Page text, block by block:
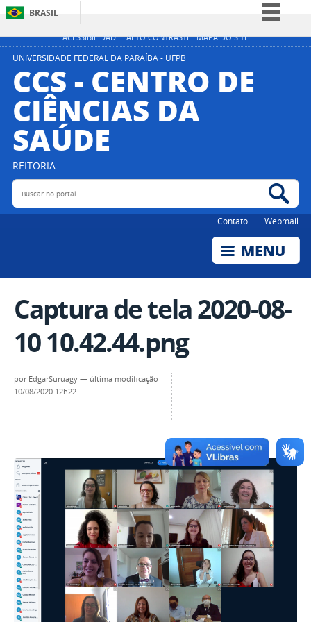
ACESSIBILIDADE ALTO CONTRASTE MAPA DO SITE
BRASIL
Simplifique!
Participe
Acesso à informação
Legislação
UNIVERSIDADE FEDERAL DA PARAÍBA - UFPB
CCS - CENTRO DE
CIÊNCIAS DA
SAÚDE
REITORIA
Buscar no portal
Contato Webmail
Captura de tela 2020-08-
10 10.42.44.png
por EdgarSuruagy — última modificação
10/08/2020 12h22